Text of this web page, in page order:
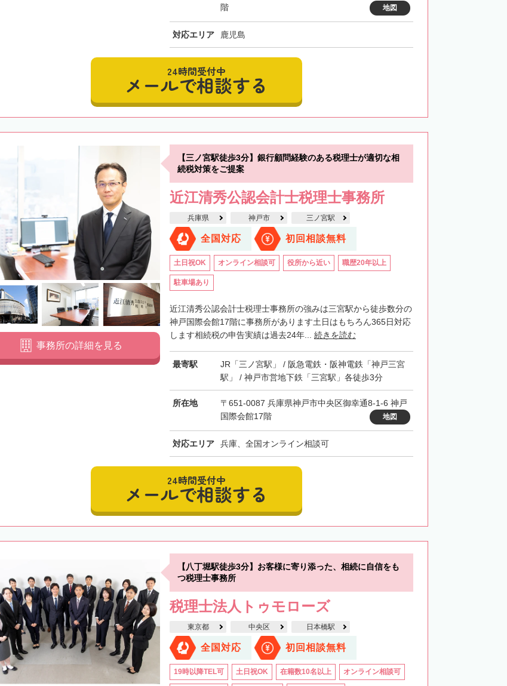
階
地図
対応エリア 鹿児島
24時間受付中
メールで相談する
【三ノ宮駅徒歩3分】銀行顧問経験のある税理士が適切な相
続税対策をご提案
近江清秀公認会計士税理士事務所
兵庫県 神戸市 三ノ宮駅
全国対応 初回相談無料
土日祝OK オンライン相談可 役所から近い 職歴20年以上
駐車場あり
近江清秀公認会計士税理士事務所の強みは三宮駅から徒歩数分の
神戸国際会館17階に事務所があります土日はもちろん365日対応
します相続税の申告実績は過去24年... 続きを読む
最寄駅
JR「三ノ宮駅」 / 阪急電鉄・阪神電鉄「神戸三宮
駅」 / 神戸市営地下鉄「三宮駅」各徒歩3分
所在地
〒651-0087 兵庫県神戸市中央区御幸通8-1-6 神戸
国際会館17階
地図
対応エリア 兵庫、全国オンライン相談可
事務所の詳細を見る
24時間受付中
メールで相談する
【八丁堀駅徒歩3分】お客様に寄り添った、相続に自信をも
つ税理士事務所
税理士法人トゥモローズ
東京都 中央区 日本橋駅
全国対応 初回相談無料
19時以降TEL可 土日祝OK 在籍数10名以上 オンライン相談可